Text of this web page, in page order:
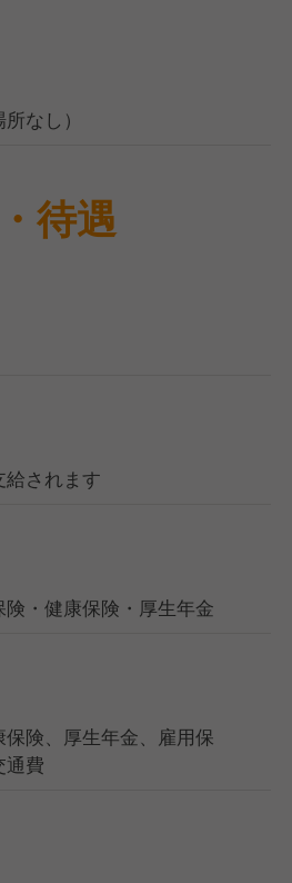
なし）
待遇
されます
険・健康保険・厚生年金
険、厚生年金、雇用保
通費